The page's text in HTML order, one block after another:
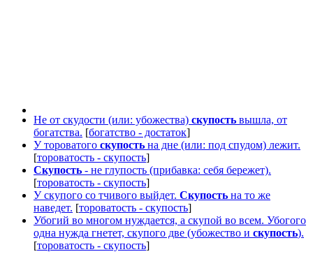
Не от скудости (или: убожества) скупость вышла, от
богатства. [богатство - достаток]
У тороватого скупость на дне (или: под спудом) лежит.
[тороватость - скупость]
Скупость - не глупость (прибавка: себя бережет).
[тороватость - скупость]
У скупого со тчивого выйдет. Скупость на то же
наведет. [тороватость - скупость]
Убогий во многом нуждается, а скупой во всем. Убогого
одна нужда гнетет, скупого две (убожество и скупость).
[тороватость - скупость]